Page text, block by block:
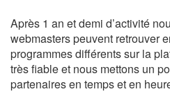
Après 1 an et demi d’activité
webmasters peuvent retrouver
programmes différents sur la
très fiable et nous mettons un
partenaires en temps et en